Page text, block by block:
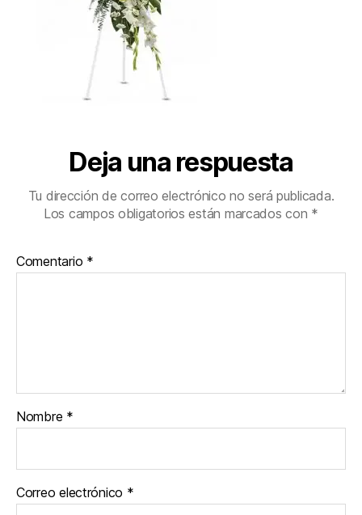
Deja una respuesta
Tu dirección de correo electrónico no será publicada.
Los campos obligatorios están marcados con *
Comentario *
Nombre *
Correo electrónico *